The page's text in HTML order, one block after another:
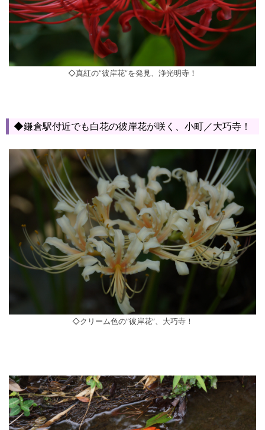
◇真紅の”彼岸花”を発見、浄光明寺！
◆鎌倉駅付近でも白花の彼岸花が咲く、小町／大巧寺！
◇クリーム色の”彼岸花”、大巧寺！